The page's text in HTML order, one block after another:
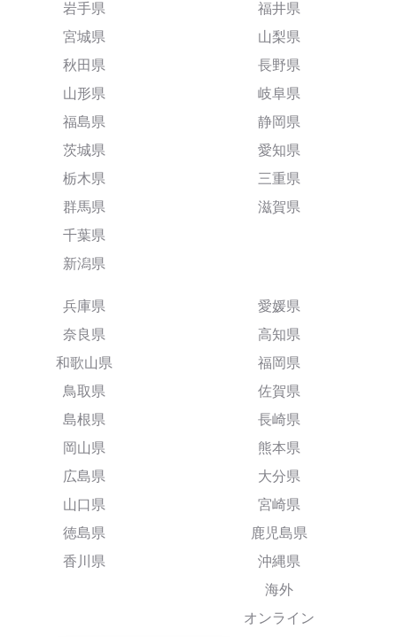
岩手県
宮城県
秋田県
山形県
福島県
茨城県
栃木県
群馬県
千葉県
新潟県
福井県
山梨県
長野県
岐阜県
静岡県
愛知県
三重県
滋賀県
兵庫県
奈良県
和歌山県
鳥取県
島根県
岡山県
広島県
山口県
徳島県
香川県
愛媛県
高知県
福岡県
佐賀県
長崎県
熊本県
大分県
宮崎県
鹿児島県
沖縄県
海外
オンライン